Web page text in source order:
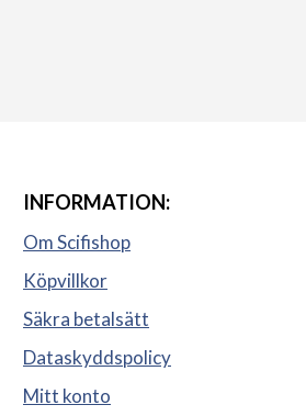
INFORMATION:
Om Scifishop
Köpvillkor
Säkra betalsätt
Dataskyddspolicy
Mitt konto